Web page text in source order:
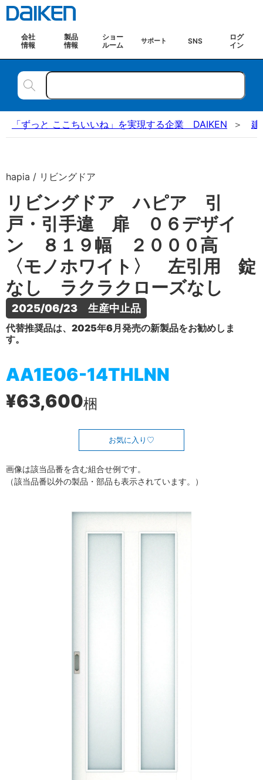
会社
情報
製品
情報
ショー
ルーム
サポート SNS
ログ
イン
「ずっと ここちいいね」を実現する企業 DAIKEN 建
hapia / リビングドア
リビングドア ハピア 引
戸・引手違 扉 ０６デザイ
ン ８１９幅 ２０００高
〈モノホワイト〉 左引用 錠
なし ラクラクローズなし
2025/06/23　生産中止品
代替推奨品は、2025年6月発売の新製品をお勧めしま
す。
AA1E06-14THLNN
¥63,600梱
お気に入り
画像は該当品番を含む組合せ例です。
（該当品番以外の製品・部品も表示されています。）